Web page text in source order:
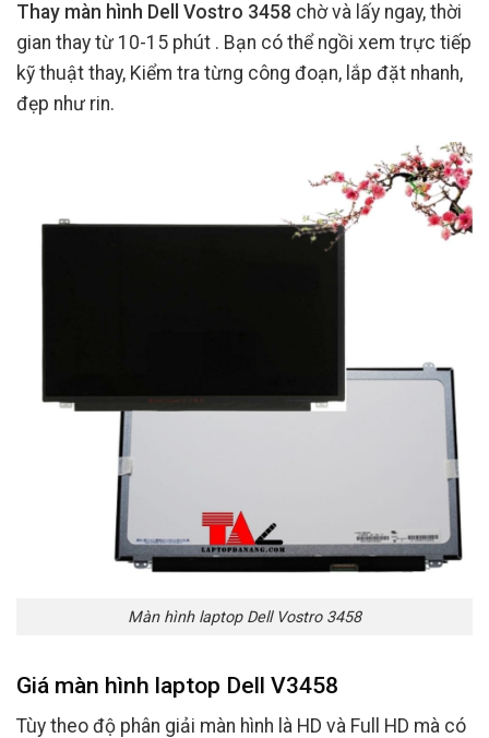
Thay màn hình Dell Vostro 3458 chờ và lấy ngay, thời
gian thay từ 10-15 phút . Bạn có thể ngồi xem trực tiếp
kỹ thuật thay, Kiểm tra từng công đoạn, lắp đặt nhanh,
đẹp như rin.
Màn hình laptop Dell Vostro 3458
Giá màn hình laptop Dell V3458
Tùy theo độ phân giải màn hình là HD và Full HD mà có